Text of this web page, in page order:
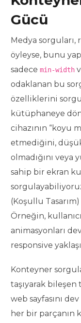
Gücü
Medya sorguları,
öyleyse, bunu
sadecemin-width
odaklanan bu
özelliklerini
kütüphaneye
cihazının “koyu
etmediğini,
olmadığını veya
sahip bir ekran
(Koşullu
Örneğin,
animasyonları
responsive
Konteyner
taşıyarak
web sayfasını
her bir parçanın